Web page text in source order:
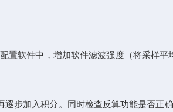
软件中，增加软件滤波强度（将采样平
步加入积分。同时检查反算功能是否正